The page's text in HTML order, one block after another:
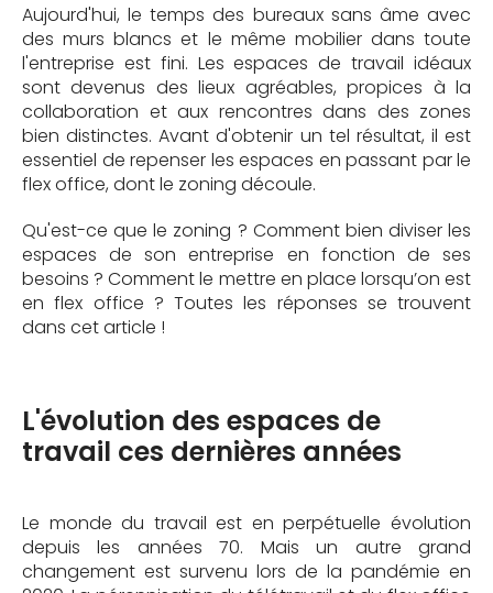
Aujourd'hui, le temps des bureaux sans âme avec
des murs blancs et le même mobilier dans toute
l'entreprise est fini. Les espaces de travail idéaux
sont devenus des lieux agréables, propices à la
collaboration et aux rencontres dans des zones
bien distinctes. Avant d'obtenir un tel résultat, il est
essentiel de repenser les espaces en passant par le
flex office, dont le zoning découle.
Qu'est-ce que le zoning ? Comment bien diviser les
espaces de son entreprise en fonction de ses
besoins ? Comment le mettre en place lorsqu’on est
en flex office ? Toutes les réponses se trouvent
dans cet article !
L'évolution des espaces de
travail ces dernières années
Le monde du travail est en perpétuelle évolution
depuis les années 70. Mais un autre grand
changement est survenu lors de la pandémie en